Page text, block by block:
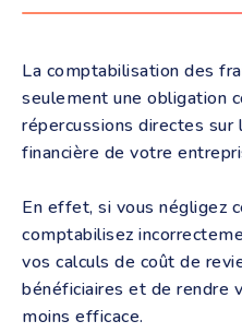
La comptabilisation des
seulement une obligation
répercussions directes
financière de votre
En effet, si vous négligez
comptabilisez
vos calculs de coût de
bénéficiaires et de rendre
moins efficace.